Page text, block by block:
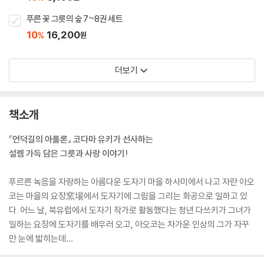
푸른 꽃 그릇의 숲 7~8권 세트
10% 16,200원
더보기
책소개
『언덕길의 아폴론』 코다마 유키가 선사하는
설렘 가득 담은 그릇과 사랑 이야기!
푸르른 녹음을 자랑하는 아름다운 도자기 마을 하사미에서 나고 자란 아오
코는 마을의 요장窯場에서 도자기에 그림을 그리는 화공으로 일하고 있
다. 어느 날, 북유럽에서 도자기 작가로 활동했다는 청년 다쓰키가 그녀가
일하는 요장에 도자기를 배우러 오고, 아오코는 차가운 인상의 그가 자꾸
만 눈에 밟히는데…